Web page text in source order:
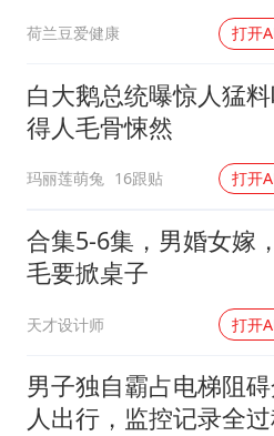
荷兰豆爱健康 打开
白大鹅总统曝惊人猛
得人毛骨悚然
玛丽莲萌兔 16跟贴 打开
合集5-6集，男婚女嫁
毛要掀桌子
天才设计师 打开
男子独自霸占电梯阻
人出行，监控记录全